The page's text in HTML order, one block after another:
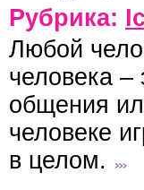
Рубрика:
Любой
человека –
общения
человеке
в целом.